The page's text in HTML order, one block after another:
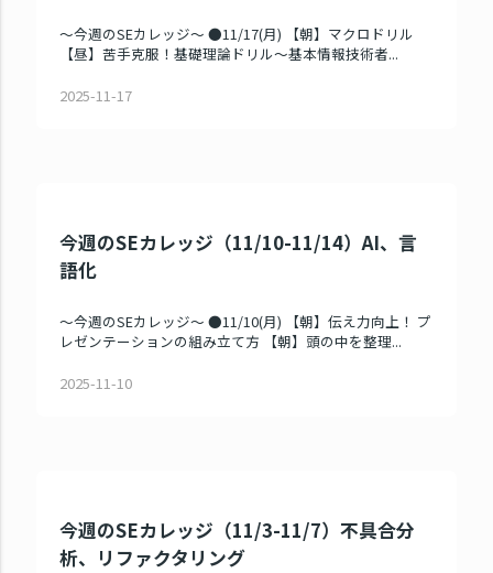
～今週のSEカレッジ～ ●11/17(月) 【朝】マクロドリル
【昼】苦手克服！基礎理論ドリル～基本情報技術者...
2025-11-17
今週のSEカレッジ（11/10-11/14）AI、言
語化
～今週のSEカレッジ～ ●11/10(月) 【朝】伝え力向上！ プ
レゼンテーションの組み立て方 【朝】頭の中を整理...
2025-11-10
今週のSEカレッジ（11/3-11/7）不具合分
析、リファクタリング